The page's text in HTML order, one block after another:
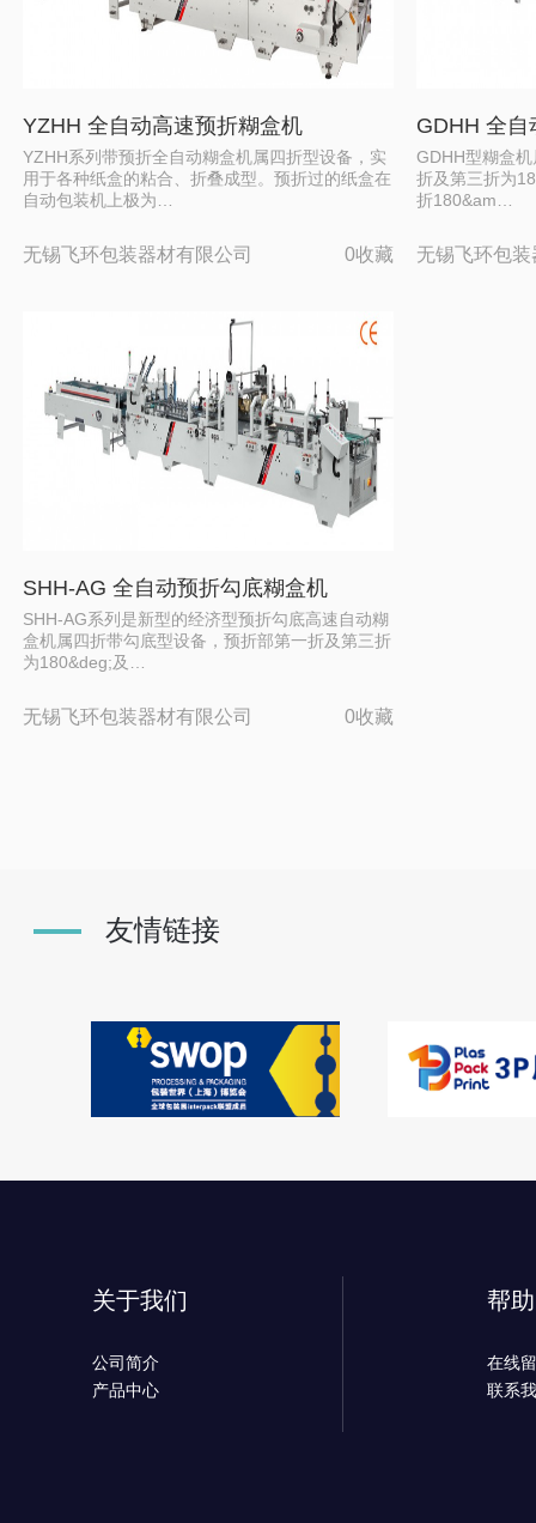
YZHH 全自动高速预折糊盒机
YZHH系列带预折全自动糊盒机属四折型设备，实
用于各种纸盒的粘合、折叠成型。预折过的纸盒在
自动包装机上极为…
无锡飞环包装器材有限公司 0收藏
GDHH 全自
GDHH型糊盒
折及第三折为
折180&am…
无锡飞环包
SHH-AG 全自动预折勾底糊盒机
SHH-AG系列是新型的经济型预折勾底高速自动糊
盒机属四折带勾底型设备，预折部第一折及第三折
为180&deg;及…
无锡飞环包装器材有限公司 0收藏
友情链接
关于我们
公司简介
产品中心
帮
在线
联系